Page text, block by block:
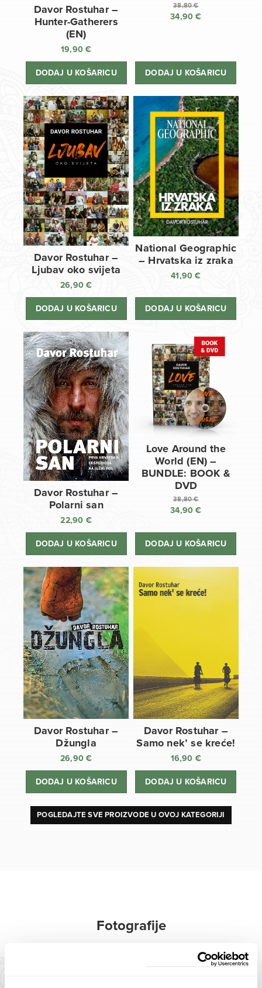
Davor Rostuhar –
Hunter-Gatherers
(EN)
19,90€
DODAJ U KOŠARICU
38,80€
Izvorna
38,80 €.
34,90€
34,90 €.
DODAJ U KOŠARICU
Davor Rostuhar –
Ljubav oko svijeta
26,90€
DODAJ U KOŠARICU
National Geographic
– Hrvatska iz zraka
41,90€
DODAJ U KOŠARICU
Davor Rostuhar –
Polarni san
22,90 €
DODAJ U KOŠARICU
Love Around the
World (EN) –
BUNDLE: BOOK &
DVD
38,80€
Izvorna
bila
34,90€
cijena
DODAJ U KOŠARICU
Davor Rostuhar –
Džungla
26,90€
DODAJ U KOŠARICU
Davor Rostuhar –
Samo nek’ se kreće!
16,90 €
DODAJ U KOŠARICU
POGLEDAJTE SVE PROIZVODE U OVOJ KATEGORIJI
Fotografije